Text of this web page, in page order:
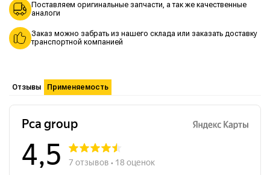
Поставляем оригинальные запчасти, а так же качественные
аналоги
Заказ можно забрать из нашего склада или заказать доставку
транспортной компанией
Отзывы Применяемость